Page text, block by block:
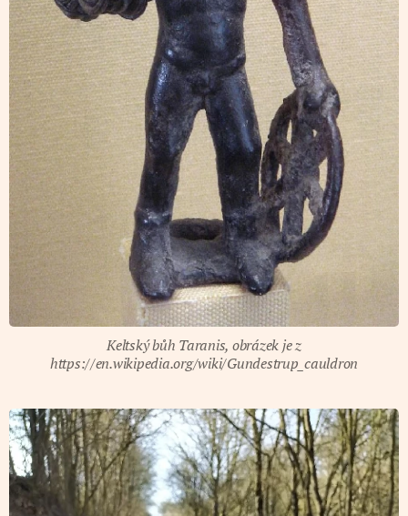
Keltský bůh Taranis, obrázek je z
https://en.wikipedia.org/wiki/Gundestrup_cauldron